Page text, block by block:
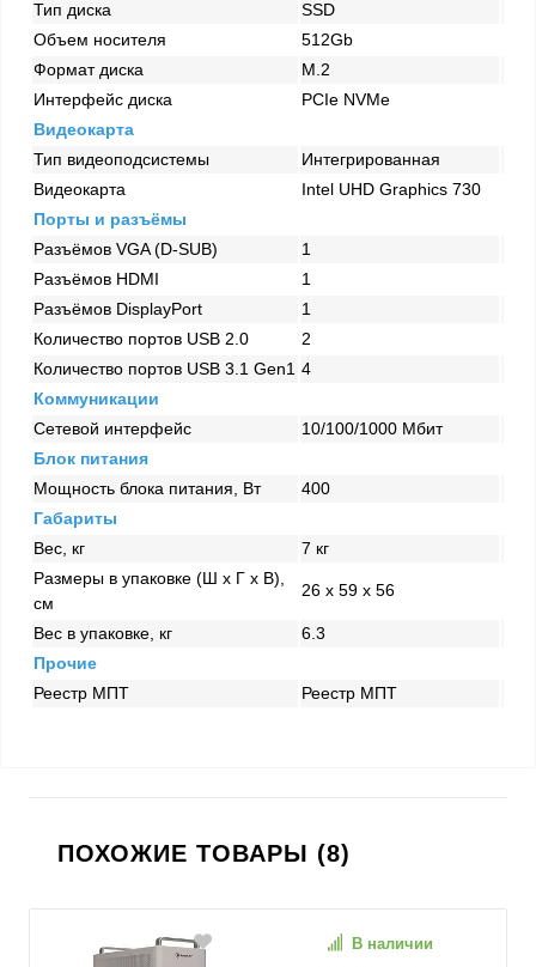
Тип диска
SSD
Объем носителя
512Gb
Формат диска
M.2
Интерфейс диска
PCIe NVMe
Видеокарта
Тип видеоподсистемы
Интегрированная
Видеокарта
Intel UHD Graphics 730
Порты и разъёмы
Разъёмов VGA (D-SUB)
1
Разъёмов HDMI
1
Разъёмов DisplayPort
1
Количество портов USB 2.0
2
Количество портов USB 3.1 Gen1 4
Коммуникации
Сетевой интерфейс
10/100/1000 Mбит
Блок питания
Мощность блока питания, Вт
400
Габариты
Вес, кг
7 кг
Размеры в упаковке (Ш x Г x В),
см
26 x 59 x 56
Вес в упаковке, кг
6.3
Прочие
Реестр МПТ
Реестр МПТ
ПОХОЖИЕ ТОВАРЫ (8)
В наличии